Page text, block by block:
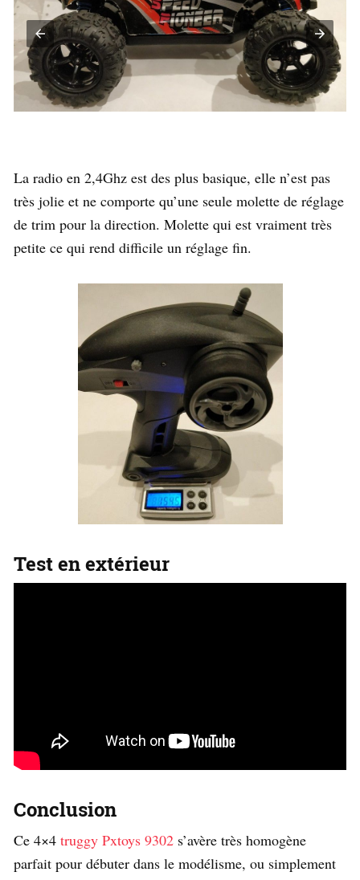
La radio en 2,4Ghz est des plus basique, elle n’est pas
très jolie et ne comporte qu’une seule molette de réglage
de trim pour la direction. Molette qui est vraiment très
petite ce qui rend difficile un réglage fin.
Test en extérieur
Conclusion
Ce 4×4 truggy Pxtoys 9302 s’avère très homogène
parfait pour débuter dans le modélisme, ou simplement